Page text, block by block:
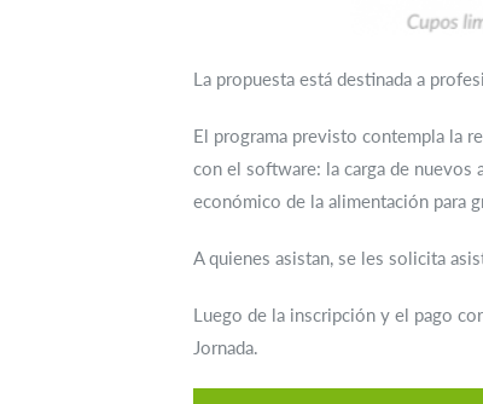
La propuesta está destinada a
El programa previsto contempla la
con el software: la carga de nuevos
económico de la alimentación para
A quienes asistan, se les solicita
Luego de la inscripción y el pago
Jornada.